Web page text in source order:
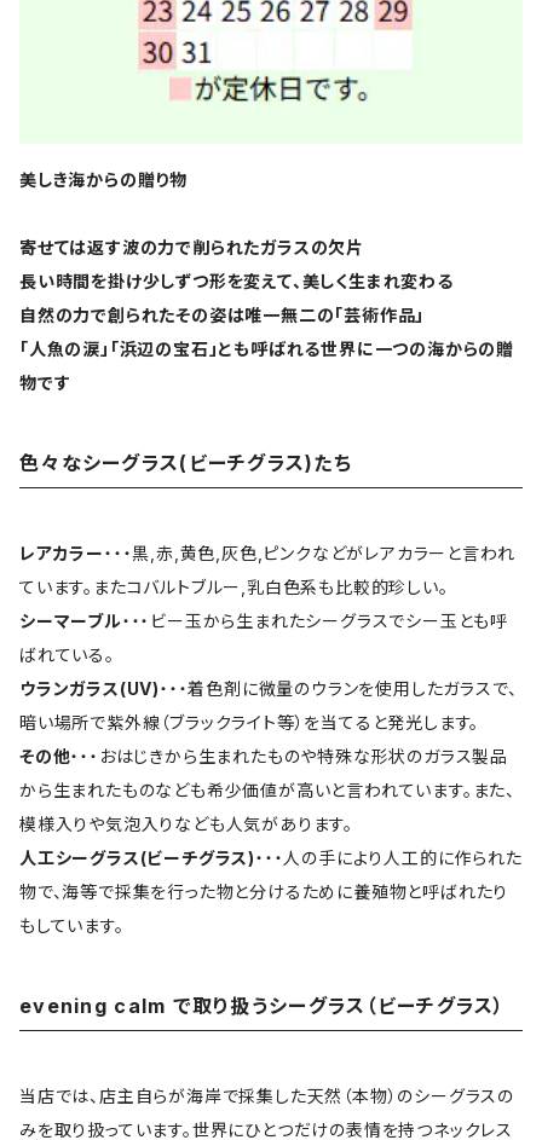
美しき海からの贈り物
寄せては返す波の力で削られたガラスの欠片
長い時間を掛け少しずつ形を変えて、美しく生まれ変わる
自然の力で創られたその姿は唯一無二の「芸術作品」
「人魚の涙」「浜辺の宝石」とも呼ばれる世界に一つの海からの贈
物です
色々なシーグラス(ビーチグラス)たち
レアカラー・・・黒,赤,黄色,灰色,ピンクなどがレアカラーと言われ
ています。またコバルトブルー,乳白色系も比較的珍しい。
シーマーブル・・・ビー玉から生まれたシーグラスでシー玉とも呼
ばれている。
ウランガラス(UV)・・・着色剤に微量のウランを使用したガラスで、
暗い場所で紫外線（ブラックライト等）を当てると発光します。
その他・・・おはじきから生まれたものや特殊な形状のガラス製品
から生まれたものなども希少価値が高いと言われています。また、
模様入りや気泡入りなども人気があります。
人工シーグラス(ビーチグラス)・・・人の手により人工的に作られた
物で、海等で採集を行った物と分けるために養殖物と呼ばれたり
もしています。
evening calm で取り扱うシーグラス（ビーチグラス）
当店では、店主自らが海岸で採集した天然（本物）のシーグラスの
みを取り扱っています。世界にひとつだけの表情を持つネックレス